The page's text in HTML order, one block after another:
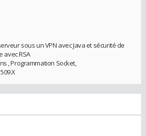
sous un VPN avec Java et sécurité de
avec RSA
, Programmation Socket,